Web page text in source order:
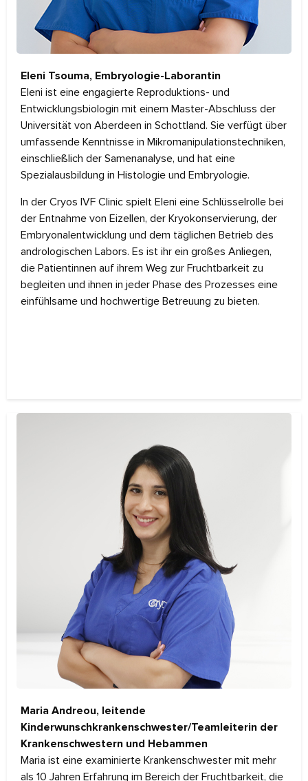
Eleni Tsouma, Embryologie-Laborantin
Eleni ist eine engagierte Reproduktions- und
Entwicklungsbiologin mit einem Master-Abschluss der
Universität von Aberdeen in Schottland. Sie verfügt über
umfassende Kenntnisse in Mikromanipulationstechniken,
einschließlich der Samenanalyse, und hat eine
Spezialausbildung in Histologie und Embryologie.
In der Cryos IVF Clinic spielt Eleni eine Schlüsselrolle bei
der Entnahme von Eizellen, der Kryokonservierung, der
Embryonalentwicklung und dem täglichen Betrieb des
andrologischen Labors. Es ist ihr ein großes Anliegen,
die Patientinnen auf ihrem Weg zur Fruchtbarkeit zu
begleiten und ihnen in jeder Phase des Prozesses eine
einfühlsame und hochwertige Betreuung zu bieten.
Maria Andreou, leitende
Kinderwunschkrankenschwester/Teamleiterin der
Krankenschwestern und Hebammen
Maria ist eine examinierte Krankenschwester mit mehr
als 10 Jahren Erfahrung im Bereich der Fruchtbarkeit, die